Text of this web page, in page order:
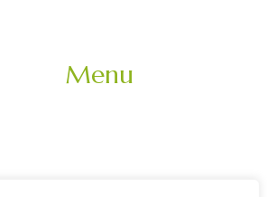
Menu